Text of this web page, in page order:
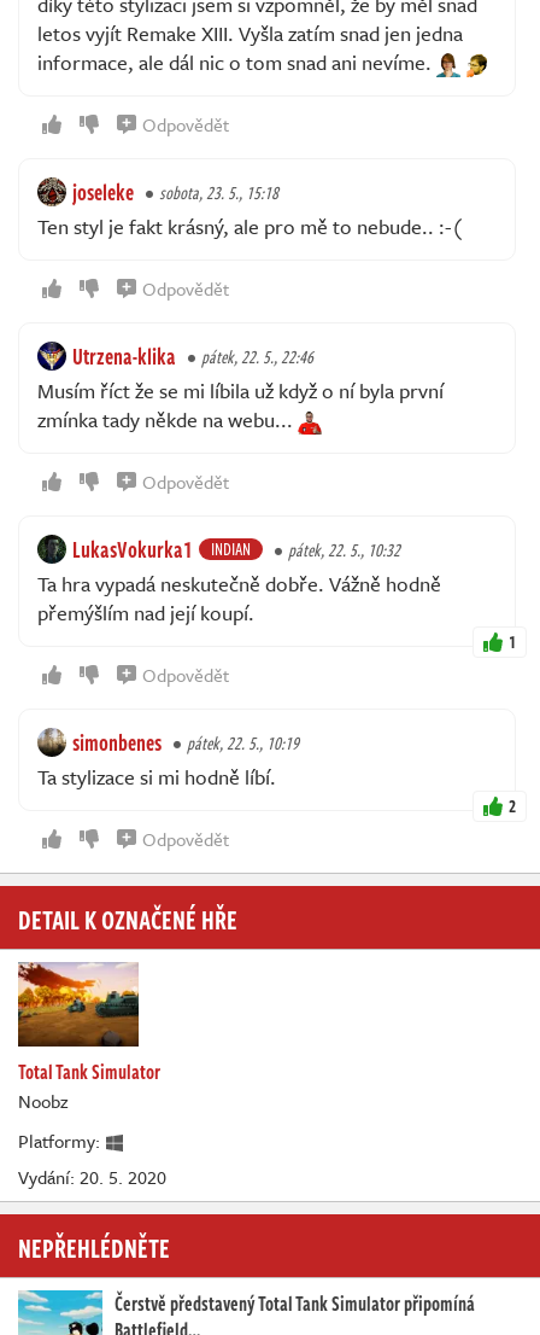
letos vyjít Remake XIII. Vyšla zatím snad jen jedna
informace, ale dál nic o tom snad ani nevíme.
Odpovědět
joseleke sobota, 23. 5., 15:18
Ten styl je fakt krásný, ale pro mě to nebude.. :-(
Odpovědět
Utrzena-klika pátek, 22. 5., 22:46
Musím říct že se mi líbila už když o ní byla první
zmínka tady někde na webu...
Odpovědět
LukasVokurka1 INDIAN pátek, 22. 5., 10:32
Ta hra vypadá neskutečně dobře. Vážně hodně
přemýšlím nad její koupí.
1
Odpovědět
simonbenes pátek, 22. 5., 10:19
Ta stylizace si mi hodně líbí.
2
Odpovědět
DETAIL K OZNAČENÉ HŘE
Total Tank Simulator
Noobz
Platformy:
Vydání: 20. 5. 2020
NEPŘEHLÉDNĚTE
Čerstvě představený Total Tank Simulator připomíná